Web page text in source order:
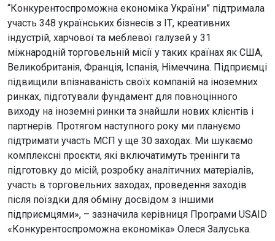
“Конкурентоспроможна економіка України” підтримала
участь 348 українських бізнесів з ІТ, креативних
індустрій, харчової та меблевої галузей у 31
міжнародній торговельній місії у таких країнах як США,
Великобританія, Франція, Іспанія, Німеччина. Підприємці
підвищили впізнаваність своїх компаній на іноземних
ринках, підготували фундамент для повноцінного
виходу на іноземні ринки та знайшли нових клієнтів і
партнерів. Протягом наступного року ми плануємо
підтримати участь МСП у ще 30 заходах. Ми шукаємо
комплексні проєкти, які включатимуть тренінги та
підготовку до місій, розробку аналітичних матеріалів,
участь в торговельних заходах, проведення заходів
після поїздки для обміну досвідом з іншими
підприємцями», – зазначила керівниця Програми USAID
«Конкурентоспроможна економіка» Олеся Залуська.